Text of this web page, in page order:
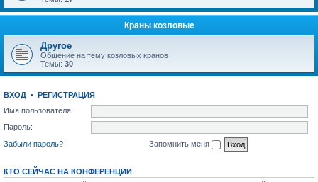
Краны козловые
Другое
Общение на тему козловых кранов
Темы: 30
ВХОД • РЕГИСТРАЦИЯ
Имя пользователя:
Пароль:
Забыли пароль?
Запомнить меня
КТО СЕЙЧАС НА КОНФЕРЕНЦИИ